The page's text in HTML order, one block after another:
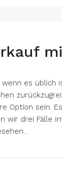
wenn es üblich
Option sein.
wir drei Fälle